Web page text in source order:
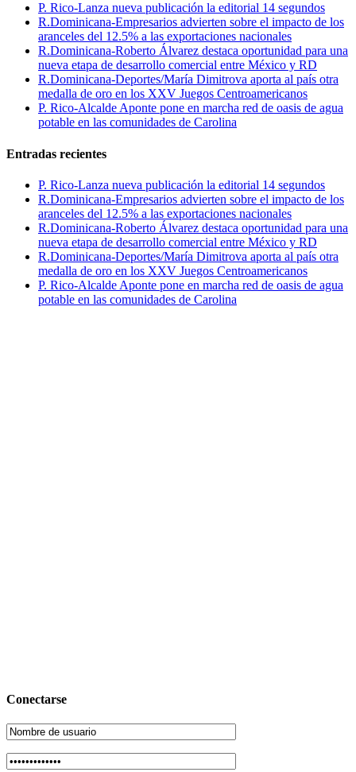
P. Rico-Lanza nueva publicación la editorial 14 segundos
R.Dominicana-Empresarios advierten sobre el impacto de los
aranceles del 12.5% a las exportaciones nacionales
R.Dominicana-Roberto Álvarez destaca oportunidad para una
nueva etapa de desarrollo comercial entre México y RD
R.Dominicana-Deportes/María Dimitrova aporta al país otra
medalla de oro en los XXV Juegos Centroamericanos
P. Rico-Alcalde Aponte pone en marcha red de oasis de agua
potable en las comunidades de Carolina
Entradas recientes
P. Rico-Lanza nueva publicación la editorial 14 segundos
R.Dominicana-Empresarios advierten sobre el impacto de los
aranceles del 12.5% a las exportaciones nacionales
R.Dominicana-Roberto Álvarez destaca oportunidad para una
nueva etapa de desarrollo comercial entre México y RD
R.Dominicana-Deportes/María Dimitrova aporta al país otra
medalla de oro en los XXV Juegos Centroamericanos
P. Rico-Alcalde Aponte pone en marcha red de oasis de agua
potable en las comunidades de Carolina
Conectarse